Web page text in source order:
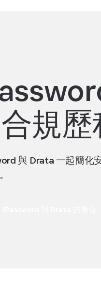
規
與 Drata 一起簡化